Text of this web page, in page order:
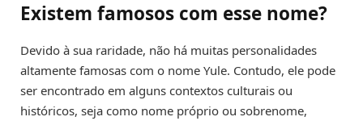
Existem famosos com esse nome?
Devido à sua raridade, não há muitas personalidades
altamente famosas com o nome Yule. Contudo, ele pode
ser encontrado em alguns contextos culturais ou
históricos, seja como nome próprio ou sobrenome,